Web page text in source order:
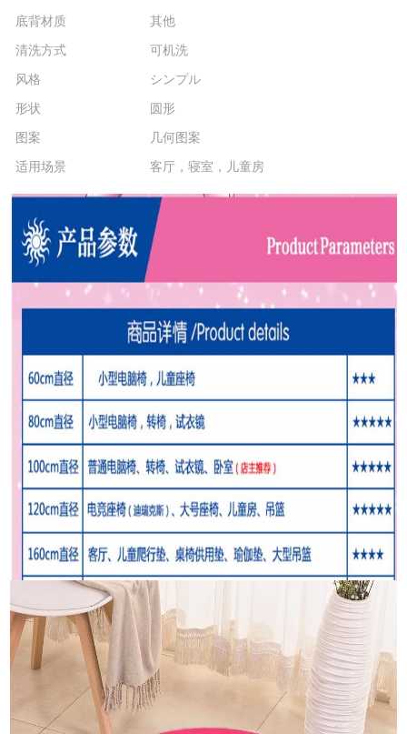
底背材质
其他
清洗方式
可机洗
风格
シンプル
形状
圆形
图案
几何图案
适用场景
客厅，寝室，儿童房